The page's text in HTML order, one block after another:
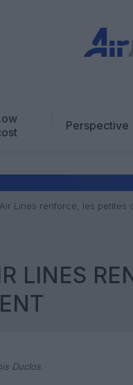
Perspective
Lines renforce, les petites
LINES
Duclos